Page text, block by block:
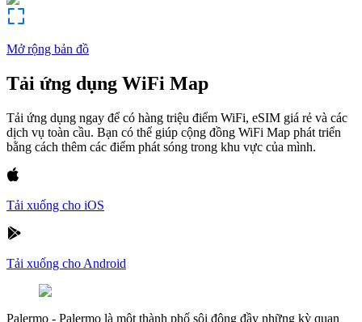
Mở rộng bản đồ
Tải ứng dụng WiFi Map
Tải ứng dụng ngay để có hàng triệu điểm WiFi, eSIM giá rẻ và các
dịch vụ toàn cầu. Bạn có thể giúp cộng đồng WiFi Map phát triển
bằng cách thêm các điểm phát sóng trong khu vực của mình.
Tải xuống cho iOS
Tải xuống cho Android
Palermo - Palermo là một thành phố sôi động đầy những kỳ quan